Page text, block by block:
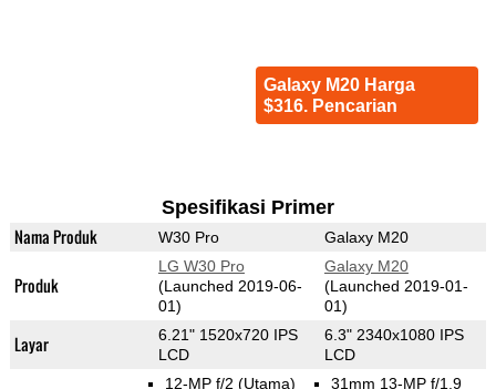
Galaxy M20 Harga
$316. Pencarian
Spesifikasi Primer
Nama Produk W30 Pro Galaxy M20
Produk
LG W30 Pro
(Launched 2019-06-
01)
Galaxy M20
(Launched 2019-01-
01)
Layar
6.21" 1520x720 IPS
LCD
6.3" 2340x1080 IPS
LCD
12-MP f/2 (Utama)
31mm 13-MP f/1.9